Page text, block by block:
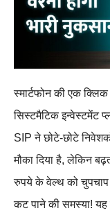
स्मार्टफोन की एक
सिस्टमैटिक इन्वेस्टमेंट
SIP ने छोटे-छोटे
मौका दिया है, लेकिन
रुपये के वेल्थ को चुपचाप
कट पाने की समस्या! यह